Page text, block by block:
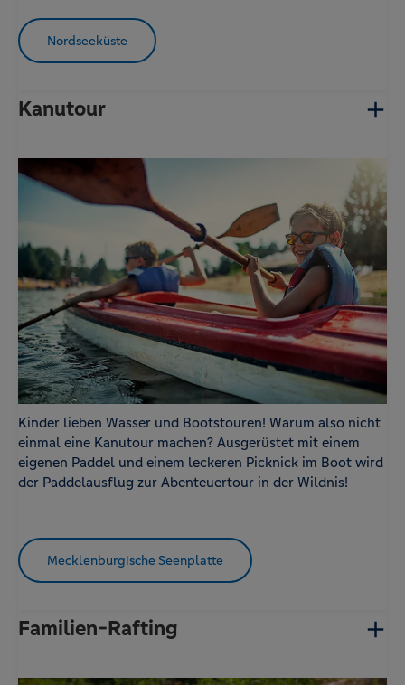
Nordseeküste
Kanutour
Kinder lieben Wasser und Bootstouren! Warum also nicht
einmal eine Kanutour machen? Ausgerüstet mit einem
eigenen Paddel und einem leckeren Picknick im Boot wird
der Paddelausflug zur Abenteuertour in der Wildnis!
Mecklenburgische Seenplatte
Familien-Rafting